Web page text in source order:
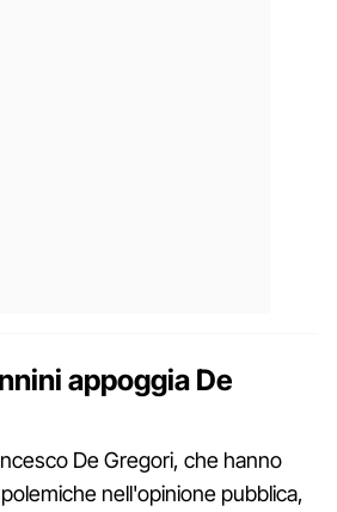
appoggia De
De Gregori, che hanno
nell'opinione pubblica,